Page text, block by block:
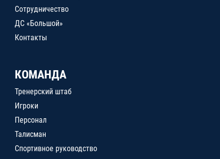
Сотрудничество
ДС «Большой»
Контакты
КОМАНДА
Тренерский штаб
Игроки
Персонал
Талисман
Спортивное руководство